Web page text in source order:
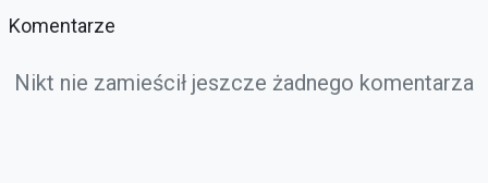
Komentarze
Nikt nie zamieścił jeszcze żadnego komentarza